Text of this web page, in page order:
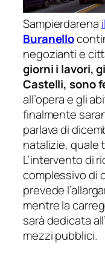
Sampierdarena
Buranello
negozianti e
giorni i lavori,
Castelli, sono
all’opera e gli
finalmente
parlava di
natalizie, quale
L’intervento di
complessivo di
prevede
mentre la
sarà dedicata
mezzi pubblici.